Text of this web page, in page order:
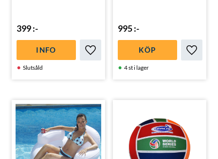
399:-
Lägg till i favoriter
Slutsåld
INFO
995:-
Lägg
4 st i lager
KÖP